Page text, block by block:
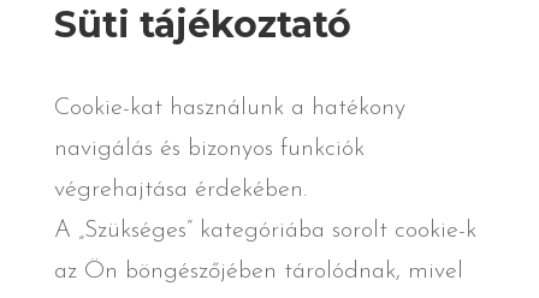
Süti tájékoztató
Cookie-kat használunk a hatékony
navigálás és bizonyos funkciók
végrehajtása érdekében.
A „Szükséges” kategóriába sorolt cookie-k
az Ön böngészőjében tárolódnak, mivel